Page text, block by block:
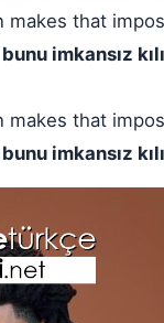
makes that
imkansız
makes that
imkansız